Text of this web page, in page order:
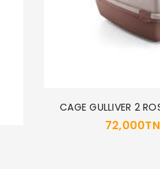
CAGE GULLIVER 2
72,000